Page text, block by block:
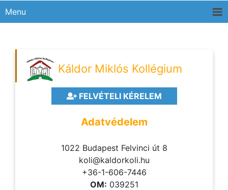
Menu
Káldor Miklós Kollégium
FELVÉTELI KÉRELEM
Adatvédelem
1022 Budapest Felvinci út 8
koli@kaldorkoli.hu
+36-1-606-7446
OM: 039251